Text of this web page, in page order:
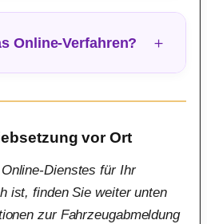
Online-Verfahren?
vor Ort
Dienstes für Ihr
ist, finden Sie weiter unten
zur Fahrzeugabmeldung